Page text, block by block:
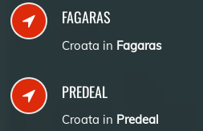
FAGARAS
Croata in Fagaras
PREDEAL
Croata in Predeal